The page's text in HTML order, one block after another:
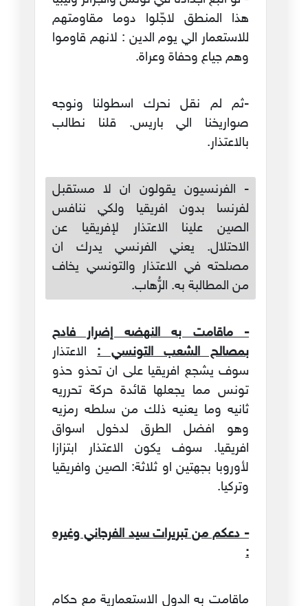
هذا المنطق لاجّلوا دوما مقاومتهم
للاستعمار الي يوم الدين : لانهم قاوموا
وهم جياع وحفاة وعراة.
-ثم لم نقل نحرك اسطولنا ونوجه
صواريخنا الي باريس. قلنا نطالب
بالاعتذار.
- الفرنسيون يقولون ان لا مستقبل
لفرنسا بدون افريقيا ولكي ننافس
الصين علينا الاعتذار لإفريقيا عن
الاحتلال. يعني الفرنسي يدرك ان
مصلحته في الاعتذار والتونسي يخاف
من المطالبة به. الرُّهاب.
- ماقامت به النهضه إضرار فادح
بمصالح الشعب التونسي :الاعتذار
سوف يشجع افريقيا على ان تحذو حذو
تونس مما يجعلها قائدة حركة تحرريه
ثانيه وما يعنيه ذلك من سلطه رمزيه
وهو افضل الطرق لدخول اسواق
افريقيا. سوف يكون الاعتذار ابتزازا
لأوروبا بجهتين او ثلاثة: الصين وافريقيا
وتركيا.
- دعكم من تبريرات سيد الفرجاني وغيره
:
ماقامت به الدول الاستعمارية مع حكام